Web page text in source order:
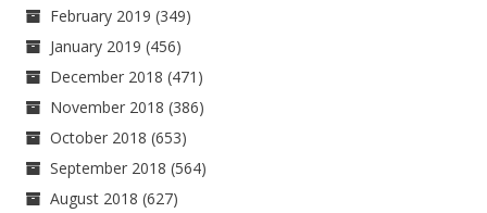
February 2019 (349)
January 2019 (456)
December 2018 (471)
November 2018 (386)
October 2018 (653)
September 2018 (564)
August 2018 (627)